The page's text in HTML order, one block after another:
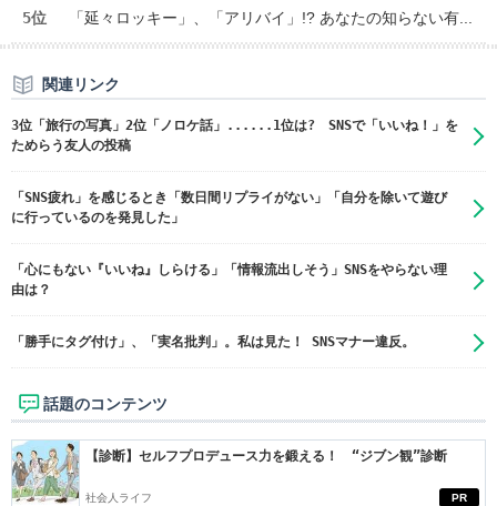
5位 「延々ロッキー」、「アリバイ」!? あなたの知らない有...
関連リンク
3位「旅行の写真」2位「ノロケ話」......1位は? SNSで「いいね！」を
ためらう友人の投稿
「SNS疲れ」を感じるとき「数日間リプライがない」「自分を除いて遊び
に行っているのを発見した」
「心にもない『いいね』しらける」「情報流出しそう」SNSをやらない理
由は？
「勝手にタグ付け」、「実名批判」。私は見た！ SNSマナー違反。
話題のコンテンツ
PR
【診断】セルフプロデュース力を鍛える！ “ジブン観”診断
社会人ライフ